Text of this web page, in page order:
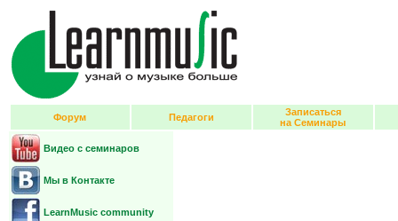
Форум Педагоги
Записаться
на Семинары
Видео с семинаров
Мы в Контакте
LearnMusic community